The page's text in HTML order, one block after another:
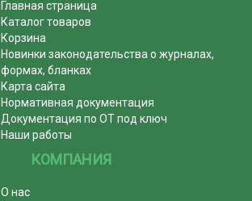
Главная страница
Каталог товаров
Корзина
Новинки законодательства о журналах,
формах, бланках
Карта сайта
Нормативная документация
Документация по ОТ под ключ
Наши работы
КОМПАНИЯ
О нас